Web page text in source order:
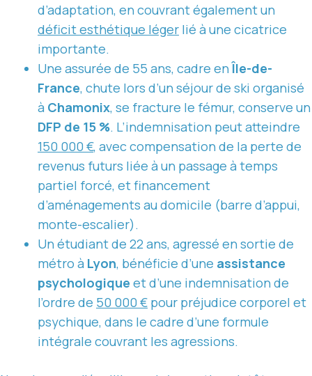
d’adaptation, en couvrant également un
déficit esthétique léger lié à une cicatrice
importante.
Une assurée de 55 ans, cadre enÎle-de-
France, chute lors d’un séjour de ski organisé
à Chamonix, se fracture le fémur, conserve un
DFP de 15 %. L’indemnisation peut atteindre
150 000 €, avec compensation de la perte de
revenus futurs liée à un passage à temps
partiel forcé, et financement
d’aménagements au domicile (barre d’appui,
monte-escalier).
Un étudiant de 22 ans, agressé en sortie de
métro à Lyon, bénéficie d’une assistance
psychologique et d’une indemnisation de
l’ordre de 50 000 € pour préjudice corporel et
psychique, dans le cadre d’une formule
intégrale couvrant les agressions.